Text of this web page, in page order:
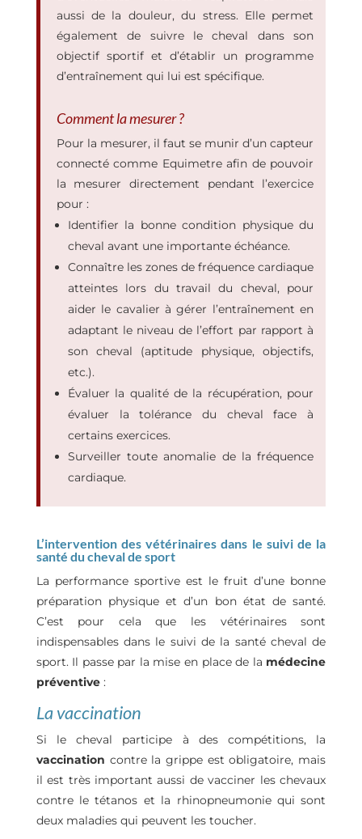
aussi de la douleur, du stress. Elle permet
également de suivre le cheval dans son
objectif sportif et d’établir un programme
d’entraînement qui lui est spécifique.
Comment la mesurer ?
Pour la mesurer, il faut se munir d’un capteur
connecté comme Equimetre afin de pouvoir
la mesurer directement pendant l’exercice
pour :
Identifier la bonne condition physique du
cheval avant une importante échéance.
Connaître les zones de fréquence cardiaque
atteintes lors du travail du cheval, pour
aider le cavalier àgérer l’entraînement en
adaptant le niveau de l’effort par rapport à
son cheval (aptitude physique, objectifs,
etc.).
Évaluer la qualité de la récupération, pour
évaluer la tolérance du cheval face à
certains exercices.
Surveiller toute anomalie de la fréquence
cardiaque.
L’intervention des vétérinaires dans le suivi de la
santé du cheval de sport
La performance sportive est le fruit d’une bonne
préparation physique et d’un bon état de santé.
C’est pour cela que les vétérinaires sont
indispensables dans le suivi de la santé cheval de
sport. Il passe par la mise en place de la médecine
préventive:
La vaccination
Si le cheval participe à des compétitions, la
vaccination contre la grippe est obligatoire, mais
il est très important aussi de vacciner les chevaux
contre le tétanos et la rhinopneumonie qui sont
deux maladies qui peuvent les toucher.